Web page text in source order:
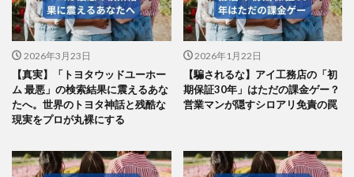
2026年3月23日
【真実】「トヨタウッドユーホー
ム 最悪」の検索結果に震えるあな
たへ。世界のトヨタ神話と残酷な
現実をプロが丸裸にする
2026年1月22日
【騙されるな】アイ工務店の「初
期保証30年」はただの課金ゲー？
営業マンが隠すシロアリ免責の罠